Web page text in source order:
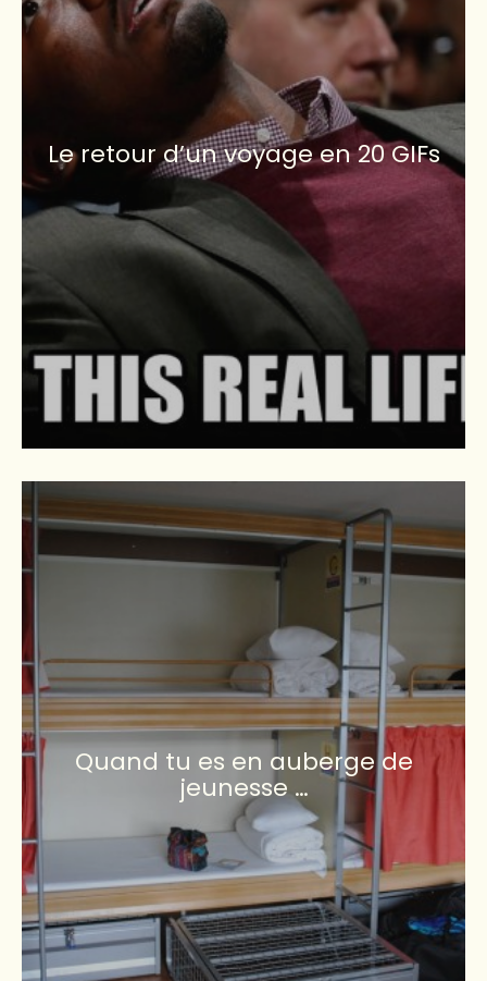
Le retour d’un voyage en 20 GIFs
Quand tu es en auberge de
jeunesse …